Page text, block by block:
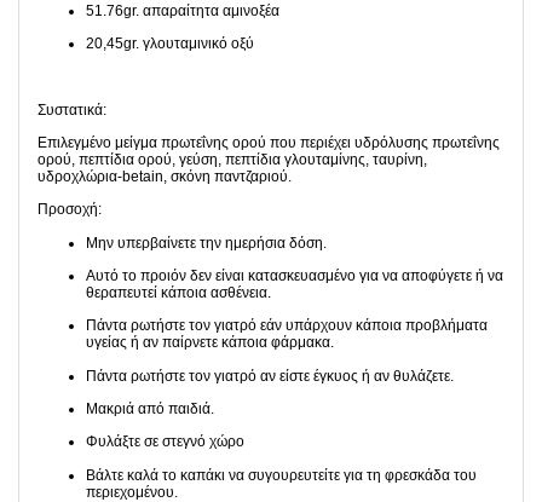
51.76gr. απαραίτητα αμινοξέα
20,45gr. γλουταμινικό οξύ
Συστατικά:
Επιλεγμένο μείγμα πρωτεΐνης ορού που περιέχει υδρόλυσης πρωτεΐνης
ορού, πεπτίδια ορού, γεύση, πεπτίδια γλουταμίνης, ταυρίνη,
υδροχλώρια-betain, σκόνη παντζαριού.
Προσοχή:
Μην υπερβαίνετε την ημερήσια δόση.
Αυτό το προιόν δεν είναι κατασκευασμένο για να αποφύγετε ή να
θεραπευτεί κάποια ασθένεια.
Πάντα ρωτήστε τον γιατρό εάν υπάρχουν κάποια προβλήματα
υγείας ή αν παίρνετε κάποια φάρμακα.
Πάντα ρωτήστε τον γιατρό αν είστε έγκυος ή αν θυλάζετε.
Μακριά από παιδιά.
Φυλάξτε σε στεγνό χώρο
Βάλτε καλά το καπάκι να συγουρευτείτε για τη φρεσκάδα του
περιεχομένου.